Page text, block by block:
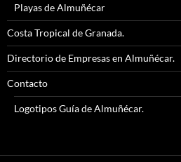
Playas de Almuñécar
Costa Tropical de Granada.
Directorio de Empresas en Almuñécar.
Contacto
Logotipos Guía de Almuñécar.